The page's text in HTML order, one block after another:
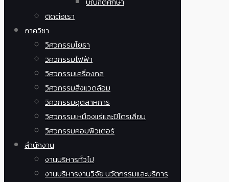
ติดต่อเรา
ภาควิชา
วิศวกรรมโยธา
วิศวกรรมไฟฟ้า
วิศวกรรมเครื่องกล
วิศวกรรมสิ่งแวดล้อม
วิศวกรรมอุตสาหการ
วิศวกรรมเหมืองแร่และปิโตรเลียม
วิศวกรรมคอมพิวเตอร์
สำนักงาน
งานบริหารทั่วไป
งานบริหารงานวิจัย นวัตกรรมและบริการ